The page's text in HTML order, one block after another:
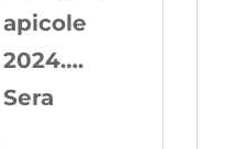
apicole
2024….
Sera